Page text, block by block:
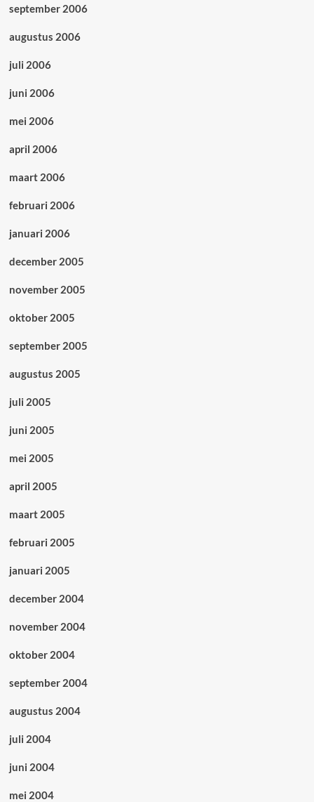
september 2006
augustus 2006
juli 2006
juni 2006
mei 2006
april 2006
maart 2006
februari 2006
januari 2006
december 2005
november 2005
oktober 2005
september 2005
augustus 2005
juli 2005
juni 2005
mei 2005
april 2005
maart 2005
februari 2005
januari 2005
december 2004
november 2004
oktober 2004
september 2004
augustus 2004
juli 2004
juni 2004
mei 2004